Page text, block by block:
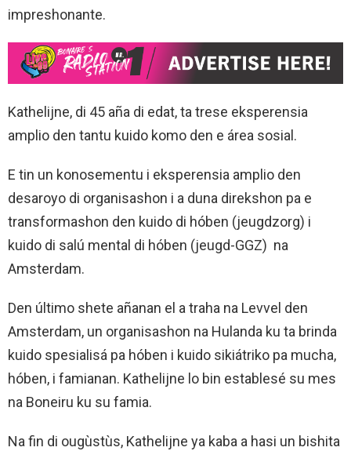
impreshonante.
Kathelijne, di 45 aña di edat, ta trese eksperensia
amplio den tantu kuido komo den e área sosial.
E tin un konosementu i eksperensia amplio den
desaroyo di organisashon i a duna direkshon pa e
transformashon den kuido di hóben (jeugdzorg) i
kuido di salú mental di hóben (jeugd-GGZ) na
Amsterdam.
Den último shete añanan el a traha na Levvel den
Amsterdam, un organisashon na Hulanda ku ta brinda
kuido spesialisá pa hóben i kuido sikiátriko pa mucha,
hóben, i famianan. Kathelijne lo bin establesé su mes
na Boneiru ku su famia.
Na fin di ougùstùs, Kathelijne ya kaba a hasi un bishita